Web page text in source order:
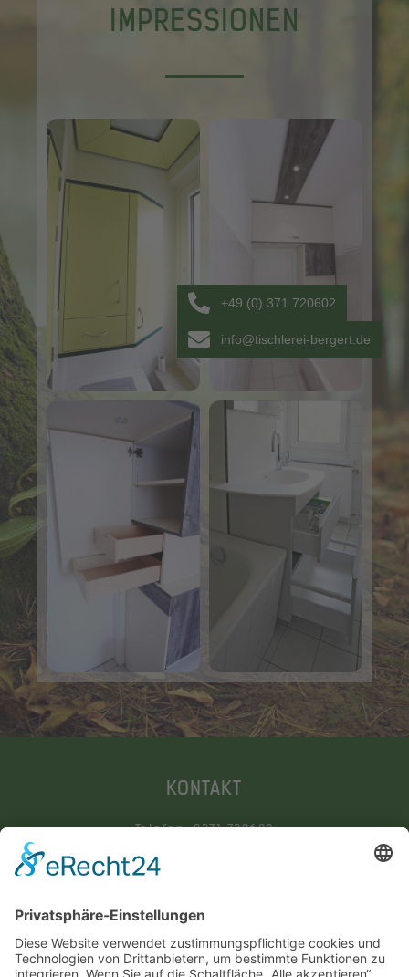
IMPRESSIONEN
KONTAKT
Telefon: 0371 720602
Mobil: 0172 9250003
E-Mail: info@tischlerei-bergert.de
ADRESSE
+49 (0) 371 720602
info@tischlerei-bergert.de